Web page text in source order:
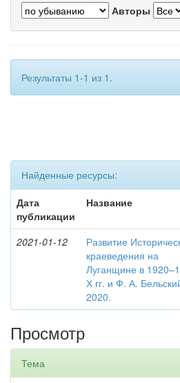
Авторы
Результаты 1-1 из 1.
Найденные ресурсы:
Дата
публикации
Название
2021-01-12
Развитие
краеведения на
Луганщине в
Х гг. и Ф. А.
2020.
Просмотр
Тема